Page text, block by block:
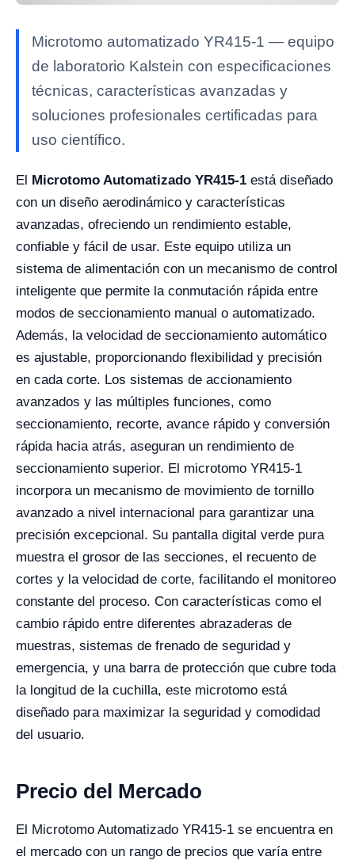
Microtomo automatizado YR415-1 — equipo
de laboratorio Kalstein con especificaciones
técnicas, características avanzadas y
soluciones profesionales certificadas para
uso científico.
El Microtomo Automatizado YR415-1 está diseñado
con un diseño aerodinámico y características
avanzadas, ofreciendo un rendimiento estable,
confiable y fácil de usar. Este equipo utiliza un
sistema de alimentación con un mecanismo de control
inteligente que permite la conmutación rápida entre
modos de seccionamiento manual o automatizado.
Además, la velocidad de seccionamiento automático
es ajustable, proporcionando flexibilidad y precisión
en cada corte. Los sistemas de accionamiento
avanzados y las múltiples funciones, como
seccionamiento, recorte, avance rápido y conversión
rápida hacia atrás, aseguran un rendimiento de
seccionamiento superior. El microtomo YR415-1
incorpora un mecanismo de movimiento de tornillo
avanzado a nivel internacional para garantizar una
precisión excepcional. Su pantalla digital verde pura
muestra el grosor de las secciones, el recuento de
cortes y la velocidad de corte, facilitando el monitoreo
constante del proceso. Con características como el
cambio rápido entre diferentes abrazaderas de
muestras, sistemas de frenado de seguridad y
emergencia, y una barra de protección que cubre toda
la longitud de la cuchilla, este microtomo está
diseñado para maximizar la seguridad y comodidad
del usuario.
Precio del Mercado
El Microtomo Automatizado YR415-1 se encuentra en
el mercado con un rango de precios que varía entre